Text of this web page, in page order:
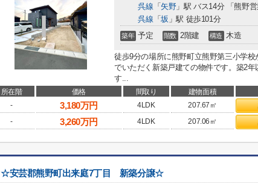
呉線 「 矢野」駅 バス14分 「熊野
呉線 「坂 」駅 徒歩101分
築年 予定 階数 2階建 構造 木造
徒歩9分の場所に熊野町立熊野第三小学
でいただく新築戸建ての物件です。築2
す...
所在階 価格 間取り 建物面積
-
3,180万円 4LDK 207.67㎡
-
3,260万円 4LDK 207.06㎡
☆安芸郡熊野町出来庭7丁目 新築分譲☆